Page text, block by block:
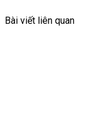
Bài viết liên quan